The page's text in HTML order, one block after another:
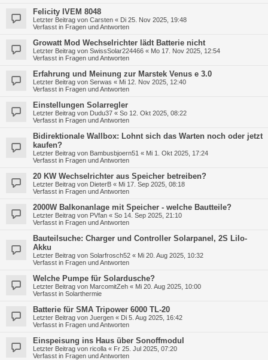
Felicity IVEM 8048
Letzter Beitrag von Carsten « Di 25. Nov 2025, 19:48
Verfasst in Fragen und Antworten
Growatt Mod Wechselrichter lädt Batterie nicht
Letzter Beitrag von SwissSolar224466 « Mo 17. Nov 2025, 12:54
Verfasst in Fragen und Antworten
Erfahrung und Meinung zur Marstek Venus e 3.0
Letzter Beitrag von Serwas « Mi 12. Nov 2025, 12:40
Verfasst in Fragen und Antworten
Einstellungen Solarregler
Letzter Beitrag von Dudu37 « So 12. Okt 2025, 08:22
Verfasst in Fragen und Antworten
Bidirektionale Wallbox: Lohnt sich das Warten noch oder jetzt
kaufen?
Letzter Beitrag von Bambusbjoern51 « Mi 1. Okt 2025, 17:24
Verfasst in Fragen und Antworten
20 KW Wechselrichter aus Speicher betreiben?
Letzter Beitrag von DieterB « Mi 17. Sep 2025, 08:18
Verfasst in Fragen und Antworten
2000W Balkonanlage mit Speicher - welche Bautteile?
Letzter Beitrag von PVfan « So 14. Sep 2025, 21:10
Verfasst in Fragen und Antworten
Bauteilsuche: Charger und Controller Solarpanel, 2S LiIo-
Akku
Letzter Beitrag von Solarfrosch52 « Mi 20. Aug 2025, 10:32
Verfasst in Fragen und Antworten
Welche Pumpe für Solardusche?
Letzter Beitrag von MarcomitZeh « Mi 20. Aug 2025, 10:00
Verfasst in Solarthermie
Batterie für SMA Tripower 6000 TL-20
Letzter Beitrag von Juergen « Di 5. Aug 2025, 16:42
Verfasst in Fragen und Antworten
Einspeisung ins Haus über Sonoffmodul
Letzter Beitrag von ricolla « Fr 25. Jul 2025, 07:20
Verfasst in Fragen und Antworten